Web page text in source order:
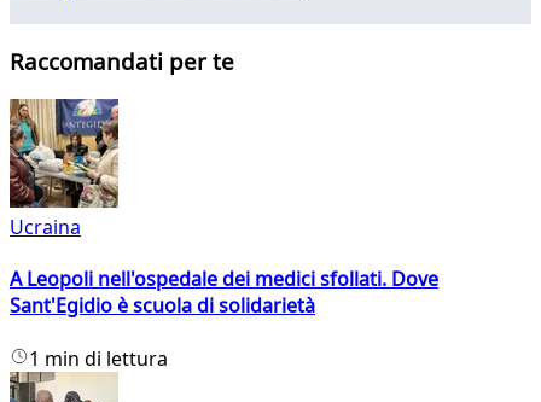
Raccomandati per te
Ucraina
A Leopoli nell'ospedale dei medici sfollati. Dove
Sant'Egidio è scuola di solidarietà
1 min di lettura